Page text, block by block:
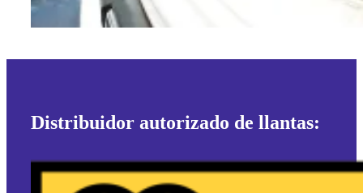
Distribuidor autorizado de llantas: